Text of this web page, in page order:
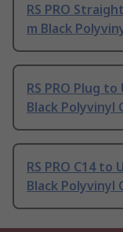
RS PRO
m Black
RS PRO Plug
Black Polyvinyl
RS PRO C14
Black Polyvinyl